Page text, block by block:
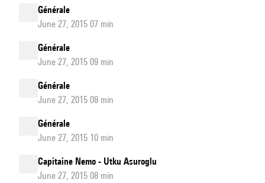
Générale
June 27, 2015 07 min
Générale
June 27, 2015 09 min
Générale
June 27, 2015 08 min
Générale
June 27, 2015 10 min
Capitaine Nemo - Utku Asuroglu
June 27, 2015 08 min